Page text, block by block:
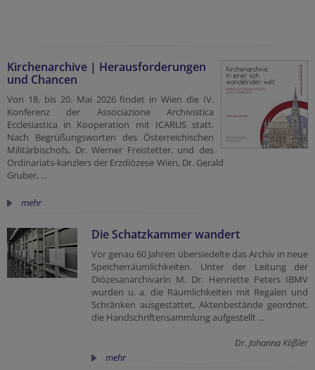
Kirchenarchive | Herausforderungen
und Chancen
Von 18. bis 20. Mai 2026 findet in Wien die IV.
Konferenz der Associazione Archivistica
Ecclesiastica in Kooperation mit ICARUS statt.
Nach Begrüßungsworten des Österreichischen
Militärbischofs, Dr. Werner Freistetter, und des
Ordinariats-kanzlers der Erzdiözese Wien, Dr. Gerald
Gruber, ...
mehr
Die Schatzkammer wandert
Vor genau 60 Jahren übersiedelte das Archiv in neue
Speicherräumlichkeiten. Unter der Leitung der
Diözesanarchivarin M. Dr. Henriette Peters IBMV
wurden u. a. die Räumlichkeiten mit Regalen und
Schränken ausgestattet, Aktenbestände geordnet,
die Handschriftensammlung aufgestellt ...
Dr. Johanna Kößler
mehr